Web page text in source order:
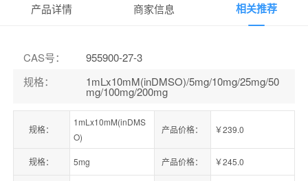
产品详情 商家信息 相关推荐
CAS号：
955900-27-3
规格： 1mLx10mM(inDMSO)/5mg/10mg/25mg/50
mg/100mg/200mg
规格：
1mLx10mM(inDMS
O)
产品价格： ￥239.0
规格： 5mg 产品价格： ￥245.0